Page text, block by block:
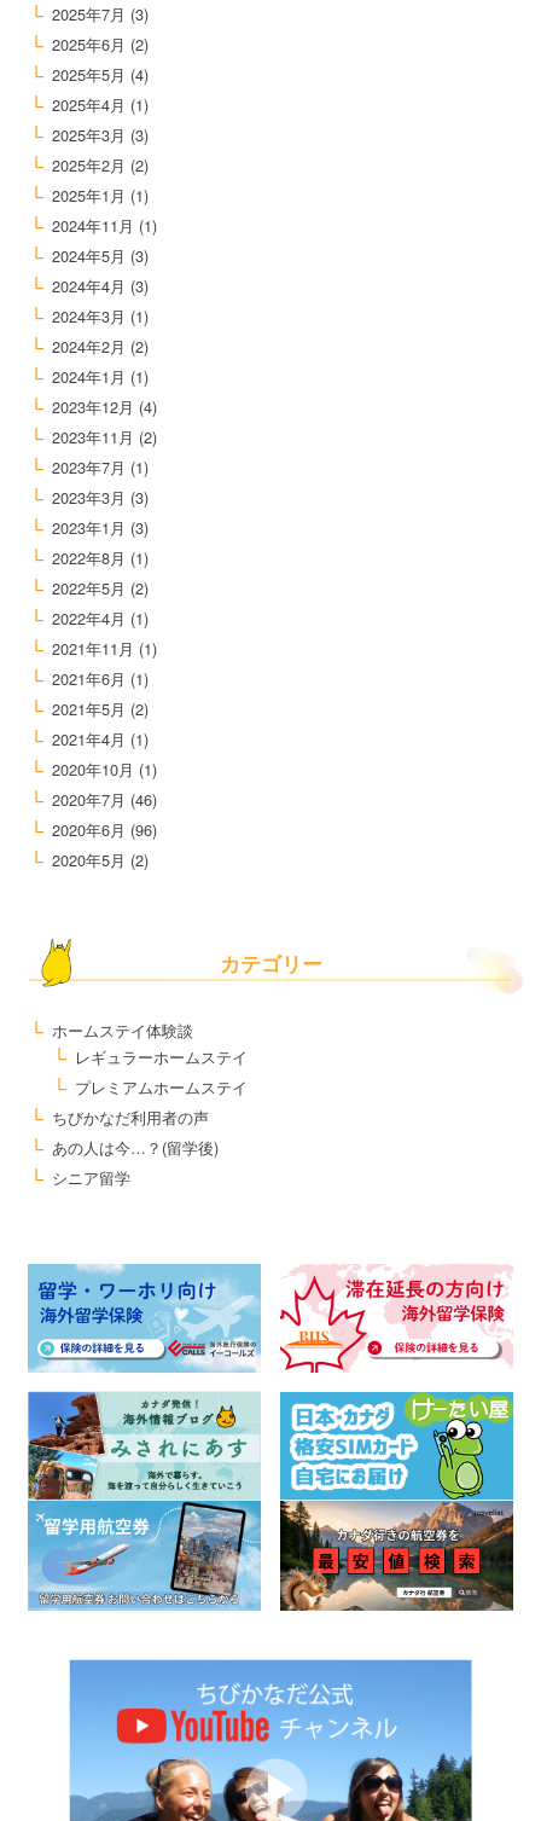
2025年7月 (3)
2025年6月 (2)
2025年5月 (4)
2025年4月 (1)
2025年3月 (3)
2025年2月 (2)
2025年1月 (1)
2024年11月 (1)
2024年5月 (3)
2024年4月 (3)
2024年3月 (1)
2024年2月 (2)
2024年1月 (1)
2023年12月 (4)
2023年11月 (2)
2023年7月 (1)
2023年3月 (3)
2023年1月 (3)
2022年8月 (1)
2022年5月 (2)
2022年4月 (1)
2021年11月 (1)
2021年6月 (1)
2021年5月 (2)
2021年4月 (1)
2020年10月 (1)
2020年7月 (46)
2020年6月 (96)
2020年5月 (2)
カテゴリー
ホームステイ体験談
レギュラーホームステイ
プレミアムホームステイ
ちびかなだ利用者の声
あの人は今…？(留学後)
シニア留学